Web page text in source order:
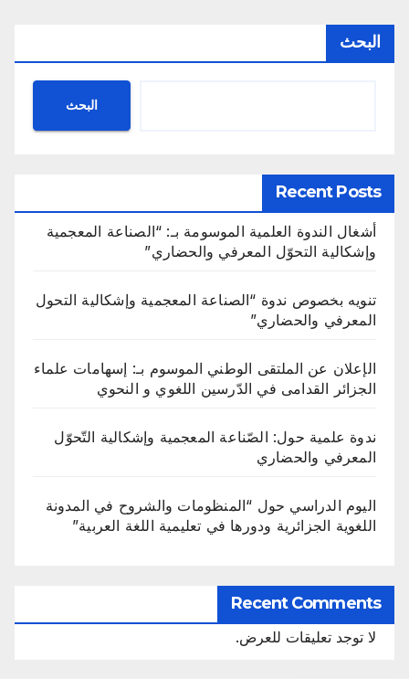
البحث
البحث
Recent Posts
أشغال الندوة العلمية الموسومة بـ: “الصناعة المعجمية
وإشكالية التحوّل المعرفي والحضاري”
تنويه بخصوص ندوة “الصناعة المعجمية وإشكالية التحول
المعرفي والحضاري”
الإعلان عن الملتقى الوطني الموسوم بـ: إسهامات علماء
الجزائر القدامى في الدّرسين اللغوي و النحوي
ندوة علمية حول: الصّناعة المعجمية وإشكالية التّحوّل
المعرفي والحضاري
اليوم الدراسي حول “المنظومات والشروح في المدونة
اللغوية الجزائرية ودورها في تعليمية اللغة العربية”
Recent Comments
لا توجد تعليقات للعرض.